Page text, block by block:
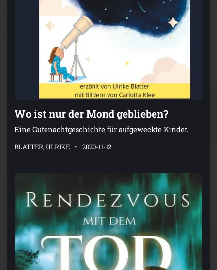
Wo ist nur der Mond geblieben?
Eine Gutenachtgeschichte für aufgeweckte Kinder.
BLATTER, ULRIKE 2020-11-12